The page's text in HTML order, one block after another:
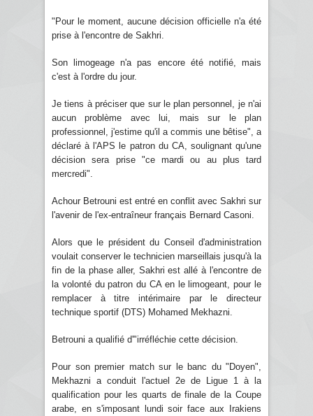
"Pour le moment, aucune décision officielle n'a été
prise à l'encontre de Sakhri.
Son limogeage n'a pas encore été notifié, mais
c'est à l'ordre du jour.
Je tiens à préciser que sur le plan personnel, je n'ai
aucun problème avec lui, mais sur le plan
professionnel, j'estime qu'il a commis une bêtise", a
déclaré à l'APS le patron du CA, soulignant qu'une
décision sera prise "ce mardi ou au plus tard
mercredi".
Achour Betrouni est entré en conflit avec Sakhri sur
l'avenir de l'ex-entraîneur français Bernard Casoni.
Alors que le président du Conseil d'administration
voulait conserver le technicien marseillais jusqu'à la
fin de la phase aller, Sakhri est allé à l'encontre de
la volonté du patron du CA en le limogeant, pour le
remplacer à titre intérimaire par le directeur
technique sportif (DTS) Mohamed Mekhazni.
Betrouni a qualifié d'"irréfléchie cette décision.
Pour son premier match sur le banc du "Doyen",
Mekhazni a conduit l'actuel 2e de Ligue 1 à la
qualification pour les quarts de finale de la Coupe
arabe, en s'imposant lundi soir face aux Irakiens